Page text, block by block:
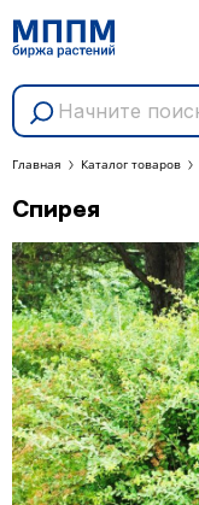
Главная Каталог товаров
Спирея